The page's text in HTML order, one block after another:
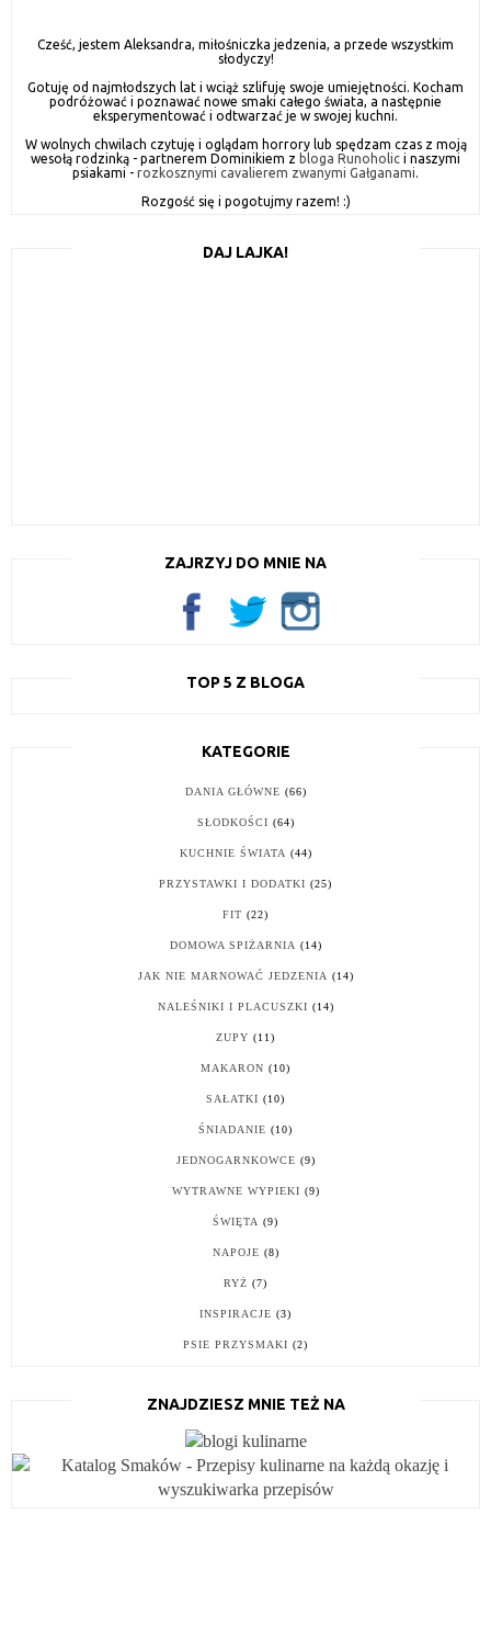
Cześć, jestem Aleksandra, miłośniczka jedzenia, a przede wszystkim
słodyczy!
Gotuję od najmłodszych lat i wciąż szlifuję swoje umiejętności. Kocham
podróżować i poznawać nowe smaki całego świata, a następnie
eksperymentować i odtwarzać je w swojej kuchni.
W wolnych chwilach czytuję i oglądam horrory lub spędzam czas z moją
wesołą rodzinką - partnerem Dominikiem z bloga Runoholic i naszymi
psiakami - rozkosznymi cavalierem zwanymi Gałganami.
Rozgość się i pogotujmy razem! :)
DAJ LAJKA!
ZAJRZYJ DO MNIE NA
TOP 5 Z BLOGA
KATEGORIE
DANIA GŁÓWNE (66)
SŁODKOŚCI (64)
KUCHNIE ŚWIATA (44)
PRZYSTAWKI I DODATKI (25)
FIT (22)
DOMOWA SPIŻARNIA (14)
JAK NIE MARNOWAĆ JEDZENIA (14)
NALEŚNIKI I PLACUSZKI (14)
ZUPY (11)
MAKARON (10)
SAŁATKI (10)
ŚNIADANIE (10)
JEDNOGARNKOWCE (9)
WYTRAWNE WYPIEKI (9)
ŚWIĘTA (9)
NAPOJE (8)
RYŻ (7)
INSPIRACJE (3)
PSIE PRZYSMAKI (2)
ZNAJDZIESZ MNIE TEŻ NA